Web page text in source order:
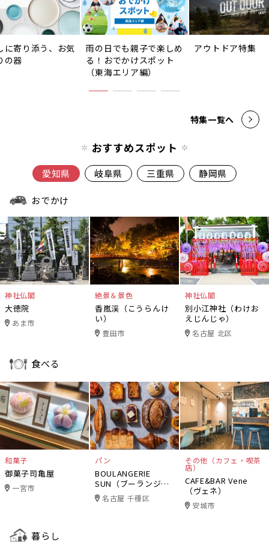
に寄り添う、お気
の器
雨の日でも親子で楽しめ
る！おでかけスポット
（東海エリア編）
アウトドア特集
特集一覧へ
おすすめスポット
愛知県 岐阜県 三重県 静岡県
おでかけ
神社仏閣
大徳院
あま市
絶景＆景色
香嵐渓（こうらんけ
い）
豊田市
神社仏閣
別小江神社（わけお
えじんじゃ）
名古屋 北区
食べる
和菓子
御菓子司亀屋
一宮市
パン
BOULANGERIE
SUN（ブーランジェ
リー・サン）
名古屋 千種区
その他（カフェ・喫茶
店）
CAFE&BAR Vene
（ヴェネ）
安城市
暮らし